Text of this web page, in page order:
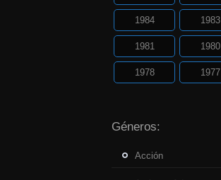
1984 1983
1981 1980
1978 1977
Géneros:
Acción